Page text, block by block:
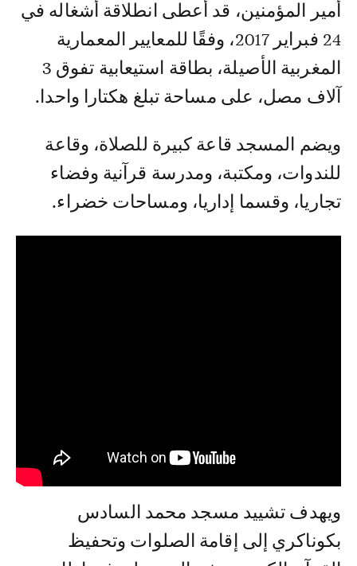
أمير المؤمنين، قد أعطى انطلاقة أشغاله في
24 فبراير 2017، وفقًا للمعايير المعمارية
المغربية الأصيلة، بطاقة استيعابية تفوق 3
آلاف مصل، على مساحة تبلغ هكتارا واحدا.
ويضم المسجد قاعة كبيرة للصلاة، وقاعة
للندوات، ومكتبة، ومدرسة قرآنية وفضاء
تجاريا، وقسما إداريا، ومساحات خضراء.
ويهدف تشييد مسجد محمد السادس
بكوناكري إلى إقامة الصلوات وتحفيظ